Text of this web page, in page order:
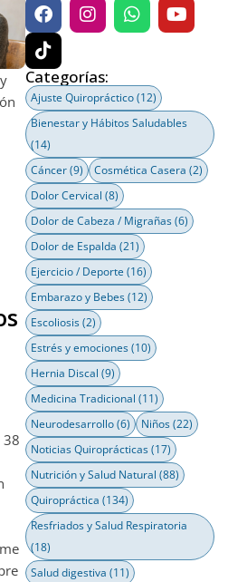
38
Categorías:
Ajuste Quiropráctico(12)
Bienestar y Hábitos Saludables
(14)
Cáncer(9) Cosmética Casera (2)
Dolor Cervical (8)
Dolor de Cabeza / Migrañas(6)
Dolor de Espalda (21)
Ejercicio / Deporte (16)
Embarazo y Bebes(12)
Escoliosis(2)
Estrés y emociones(10)
Hernia Discal (9)
Medicina Tradicional (11)
Neurodesarrollo(6) Niños(22)
Noticias Quiroprácticas(17)
Nutrición y Salud Natural (88)
Quiropráctica (134)
Resfriados y Salud Respiratoria
(18)
Salud digestiva (11)